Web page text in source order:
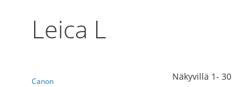
Leica L
Näkyvillä 1-30
Canon